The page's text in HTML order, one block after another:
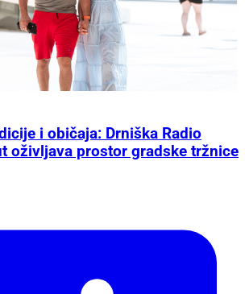
i običaja: Drniška Radio
oživljava prostor gradske tržnice